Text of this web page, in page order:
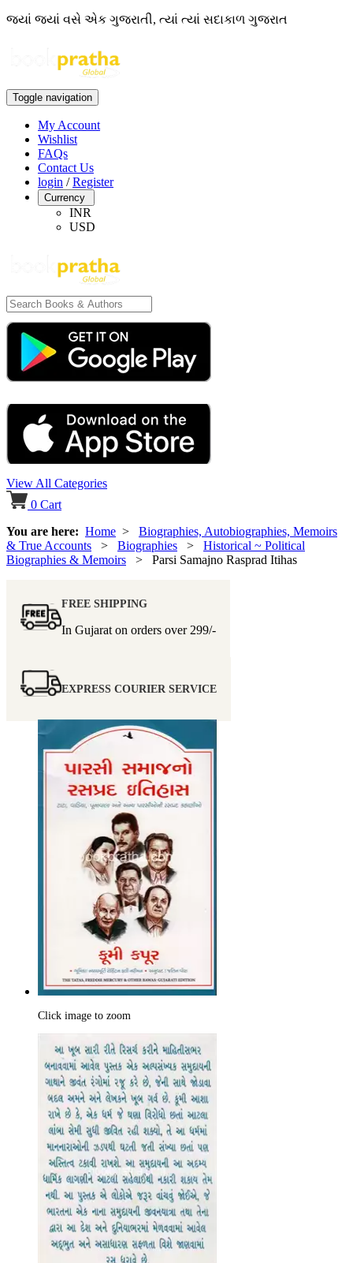
જ્યાં જ્યાં વસે એક ગુજરાતી, ત્યાં ત્યાં સદાકાળ ગુજરાત
Toggle navigation
My Account
Wishlist
FAQs
Contact Us
login /Register
Currency
INR
USD
View All Categories
0 Cart
You are here: Home > Biographies, Autobiographies, Memoirs
& True Accounts > Biographies > Historical ~ Political
Biographies & Memoirs > Parsi Samajno Rasprad Itihas
FREE SHIPPING
In Gujarat on orders over 299/-
EXPRESS COURIER SERVICE
Click image to zoom